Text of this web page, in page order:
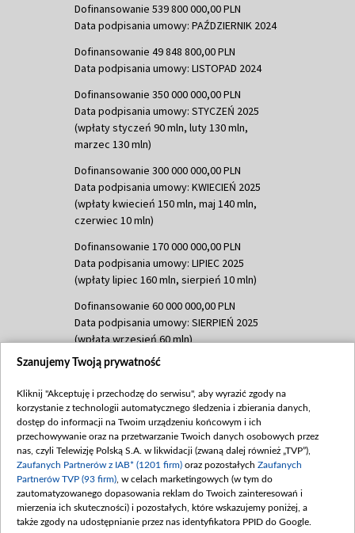
Dofinansowanie 539 800 000,00 PLN
Data podpisania umowy: PAŹDZIERNIK 2024
Dofinansowanie 49 848 800,00 PLN
Data podpisania umowy: LISTOPAD 2024
Dofinansowanie 350 000 000,00 PLN
Data podpisania umowy: STYCZEŃ 2025
(wpłaty styczeń 90 mln, luty 130 mln,
marzec 130 mln)
Dofinansowanie 300 000 000,00 PLN
Data podpisania umowy: KWIECIEŃ 2025
(wpłaty kwiecień 150 mln, maj 140 mln,
czerwiec 10 mln)
Dofinansowanie 170 000 000,00 PLN
Data podpisania umowy: LIPIEC 2025
(wpłaty lipiec 160 mln, sierpień 10 mln)
Dofinansowanie 60 000 000,00 PLN
Data podpisania umowy: SIERPIEŃ 2025
(wpłata wrzesień 60 mln)
Dofinansowanie 635 783 051,21 PLN
(wpłata wrzesień 100 mln, październik 350
mln, listopad 265 mln)
Dofinansowanie 48 862 000,00 PLN
Data podpisania umowy: GRUDZIEŃ 2025
(wpłata grudzień 60,548 mln)
Dofinansowanie 900 000 000,00 PLN
Data podpisania umowy: LUTY 2026 (wpłata
Szanujemy Twoją prywatność
Kliknij "Akceptuję i przechodzę do serwisu", aby wyrazić zgody na
korzystanie z technologii automatycznego śledzenia i zbierania danych,
dostęp do informacji na Twoim urządzeniu końcowym i ich
przechowywanie oraz na przetwarzanie Twoich danych osobowych przez
nas, czyli Telewizję Polską S.A. w likwidacji (zwaną dalej również „TVP”),
Zaufanych Partnerów z IAB* (1201 firm) oraz pozostałych Zaufanych
Partnerów TVP (93 firm) , w celach marketingowych (w tym do
zautomatyzowanego dopasowania reklam do Twoich zainteresowań i
mierzenia ich skuteczności) i pozostałych, które wskazujemy poniżej, a
także zgody na udostępnianie przez nas identyfikatora PPID do Google.